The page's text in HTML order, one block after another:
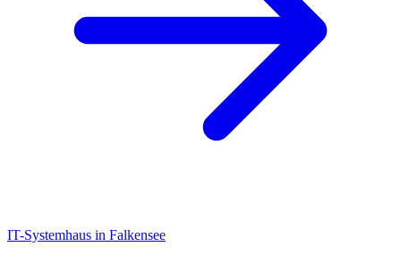
IT-Systemhaus in Falkensee